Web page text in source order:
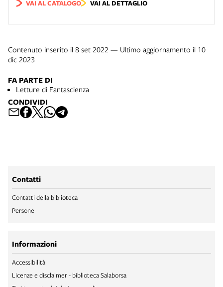
VAI AL CATALOGO VAI AL DETTAGLIO
Contenuto inserito il 8 set 2022 — Ultimo aggiornamento il 10
dic 2023
FA PARTE DI
Letture di Fantascienza
CONDIVIDI
Contatti
Contatti della biblioteca
Persone
Informazioni
Accessibilità
Licenze e disclaimer - biblioteca Salaborsa